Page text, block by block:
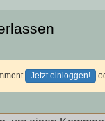
Jetzt einloggen!